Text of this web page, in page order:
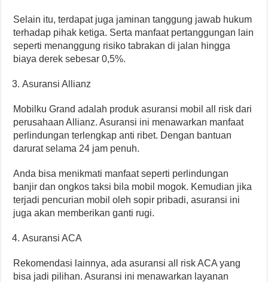
Selain itu, terdapat juga jaminan tanggung jawab hukum
terhadap pihak ketiga. Serta manfaat pertanggungan lain
seperti menanggung risiko tabrakan di jalan hingga
biaya derek sebesar 0,5%.
Asuransi Allianz
Mobilku Grand adalah produk asuransi mobil all risk dari
perusahaan Allianz. Asuransi ini menawarkan manfaat
perlindungan terlengkap anti ribet. Dengan bantuan
darurat selama 24 jam penuh.
Anda bisa menikmati manfaat seperti perlindungan
banjir dan ongkos taksi bila mobil mogok. Kemudian jika
terjadi pencurian mobil oleh sopir pribadi, asuransi ini
juga akan memberikan ganti rugi.
Asuransi ACA
Rekomendasi lainnya, ada asuransi all risk ACA yang
bisa jadi pilihan. Asuransi ini menawarkan layanan